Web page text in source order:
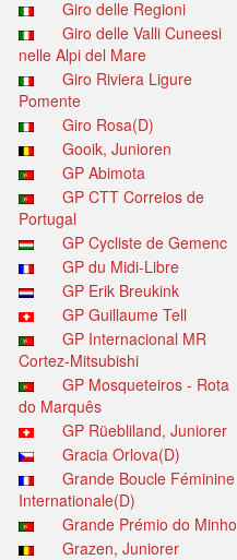
Giro delle Regioni
Giro delle Valli Cuneesi
nelle Alpi del Mare
Giro Riviera Ligure
Pomente
Giro Rosa(D)
Gooik, Junioren
GP Abimota
GP CTT Correios de
Portugal
GP Cycliste de Gemenc
GP du Midi-Libre
GP Erik Breukink
GP Guillaume Tell
GP Internacional MR
Cortez-Mitsubishi
GP Mosqueteiros - Rota
do Marquês
GP Rüebliland, Juniorer
Gracia Orlova(D)
Grande Boucle Féminine
Internationale(D)
Grande Prémio do Minho
Grazen, Juniorer